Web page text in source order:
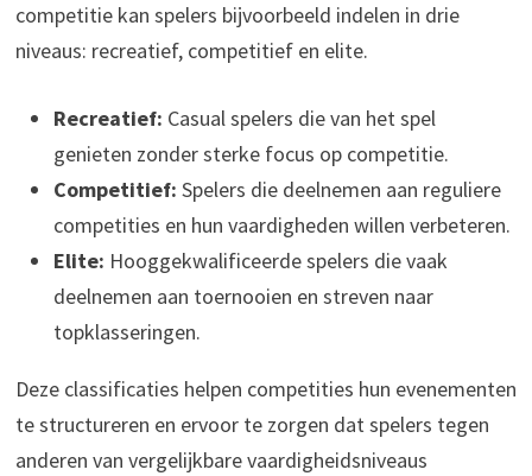
competitie kan spelers bijvoorbeeld indelen in drie
niveaus: recreatief, competitief en elite.
Recreatief: Casual spelers die van het spel
genieten zonder sterke focus op competitie.
Competitief: Spelers die deelnemen aan reguliere
competities en hun vaardigheden willen verbeteren.
Elite: Hooggekwalificeerde spelers die vaak
deelnemen aan toernooien en streven naar
topklasseringen.
Deze classificaties helpen competities hun evenementen
te structureren en ervoor te zorgen dat spelers tegen
anderen van vergelijkbare vaardigheidsniveaus